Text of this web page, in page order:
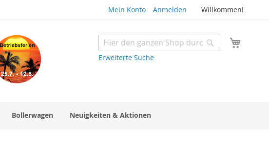
Mein Konto Anmelden Willkommen!
Suche
Erweiterte Suche
Suche
Bollerwagen Neuigkeiten & Aktionen